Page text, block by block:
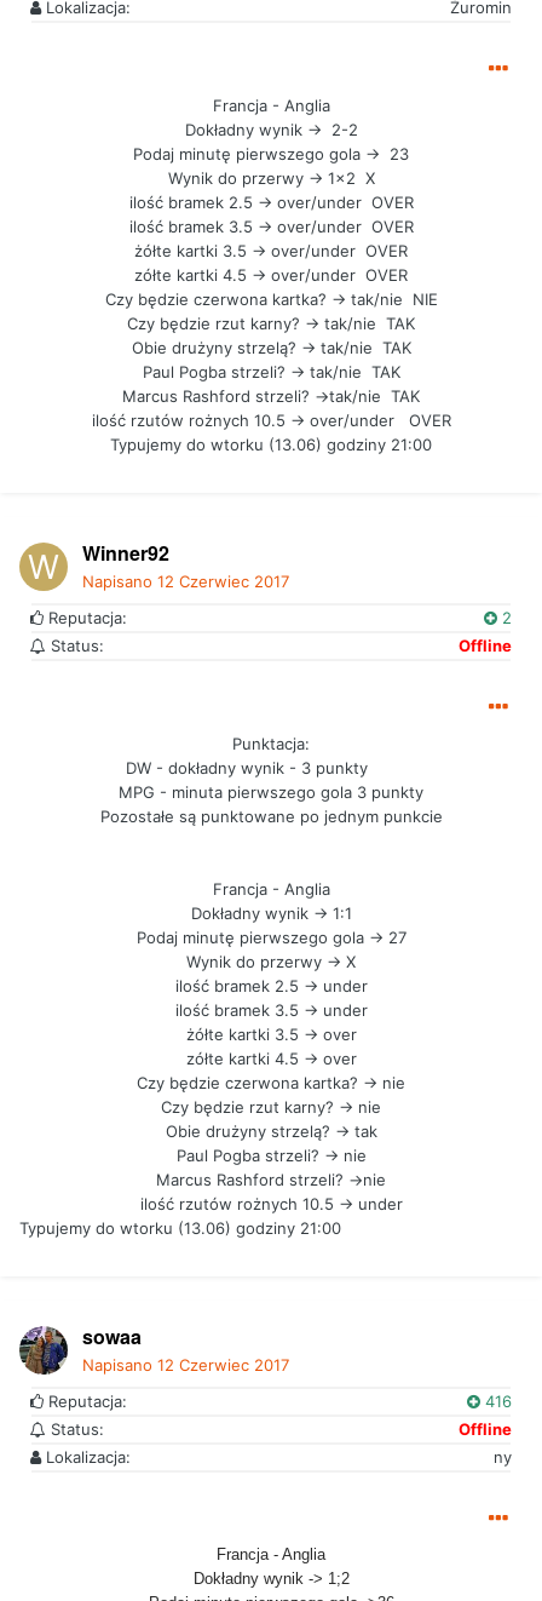
Lokalizacja: Żuromin
Francja - Anglia
Dokładny wynik -> 2-2
Podaj minutę pierwszego gola -> 23
Wynik do przerwy -> 1x2 X
ilość bramek 2.5 -> over/under OVER
ilość bramek 3.5 -> over/under OVER
żółte kartki 3.5 -> over/under OVER
zółte kartki 4.5 -> over/under OVER
Czy będzie czerwona kartka? -> tak/nie NIE
Czy będzie rzut karny? -> tak/nie TAK
Obie drużyny strzelą? -> tak/nie TAK
Paul Pogba strzeli? -> tak/nie TAK
Marcus Rashford strzeli? ->tak/nie TAK
ilość rzutów rożnych 10.5 -> over/under OVER
Typujemy do wtorku (13.06) godziny 21:00
Winner92
Napisano 12 Czerwiec 2017
Reputacja:
2
Status:
Offline
Punktacja:
DW - dokładny wynik - 3 punkty
MPG - minuta pierwszego gola 3 punkty
Pozostałe są punktowane po jednym punkcie
Francja - Anglia
Dokładny wynik -> 1:1
Podaj minutę pierwszego gola -> 27
Wynik do przerwy -> X
ilość bramek 2.5 -> under
ilość bramek 3.5 -> under
żółte kartki 3.5 -> over
zółte kartki 4.5 -> over
Czy będzie czerwona kartka? -> nie
Czy będzie rzut karny? -> nie
Obie drużyny strzelą? -> tak
Paul Pogba strzeli? -> nie
Marcus Rashford strzeli? ->nie
ilość rzutów rożnych 10.5 -> under
Typujemy do wtorku (13.06) godziny 21:00
sowaa
Napisano 12 Czerwiec 2017
Reputacja:
416
Status:
Offline
Lokalizacja:
ny
Francja - Anglia
Dokładny wynik -> 1;2